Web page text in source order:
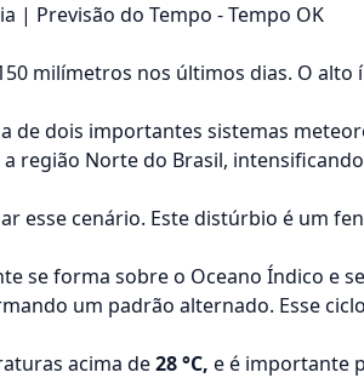
| Previsão do Tempo - Tempo OK
milímetros nos últimos dias. O alto
de dois importantes sistemas
região Norte do Brasil,
esse cenário. Este distúrbio é um
se forma sobre o Oceano Índico e
um padrão alternado. Esse
acima de28 °C, e é importante